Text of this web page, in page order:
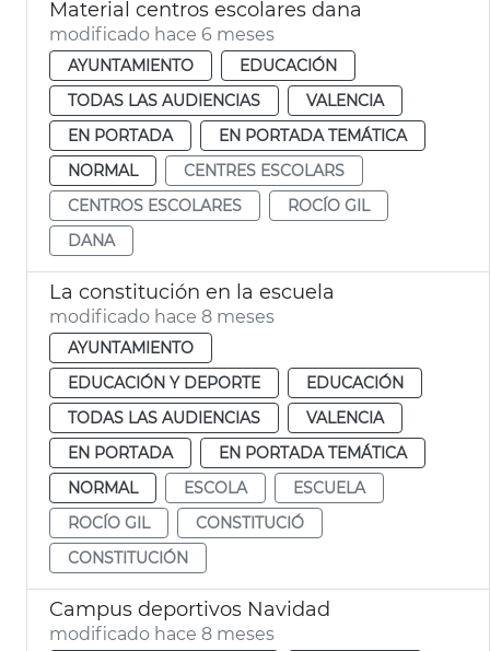
Material centros escolares dana
modificado hace 6 meses
AYUNTAMIENTO
EDUCACIÓN
TODAS LAS AUDIENCIAS
VALENCIA
EN PORTADA
EN PORTADA TEMÁTICA
NORMAL
CENTRES ESCOLARS
CENTROS ESCOLARES
ROCÍO GIL
DANA
La constitución en la escuela
modificado hace 8 meses
AYUNTAMIENTO
EDUCACIÓN Y DEPORTE
EDUCACIÓN
TODAS LAS AUDIENCIAS
VALENCIA
EN PORTADA
EN PORTADA TEMÁTICA
NORMAL
ESCOLA
ESCUELA
ROCÍO GIL
CONSTITUCIÓ
CONSTITUCIÓN
Campus deportivos Navidad
modificado hace 8 meses